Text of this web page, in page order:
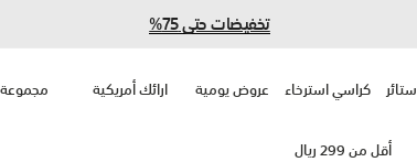
تخفيضات حتى 75%
ستائر كراسي استرخاء عروض يومية ارائك أمريكية
أقل من 299 ريال